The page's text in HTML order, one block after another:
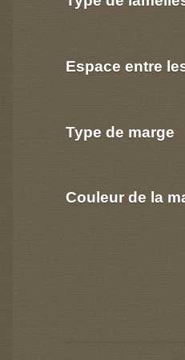
Espace entre
Type de marge
Couleur de la